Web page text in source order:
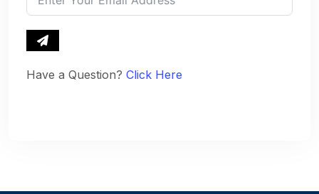
Have a Question? Click Here